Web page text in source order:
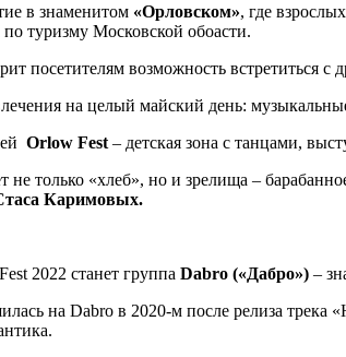
в знаменитом «Орловском», где
туризму Московской обоасти.
посетителям возможность встретиться
на целый майский день:
Orlow Fest – детская зона с танцами,
не только «хлеб», но и зрелища –
Каримовых.
2022 станет группа Dabro («Дабро») –
на Dabro в 2020-м после релиза